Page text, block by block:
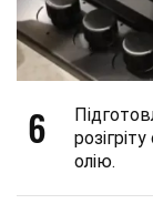
6
олію.